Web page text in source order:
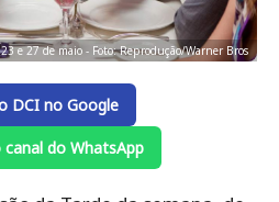
e 27 de maio - Foto: Reprodução/Warner Bros
DCI no Google
do WhatsApp